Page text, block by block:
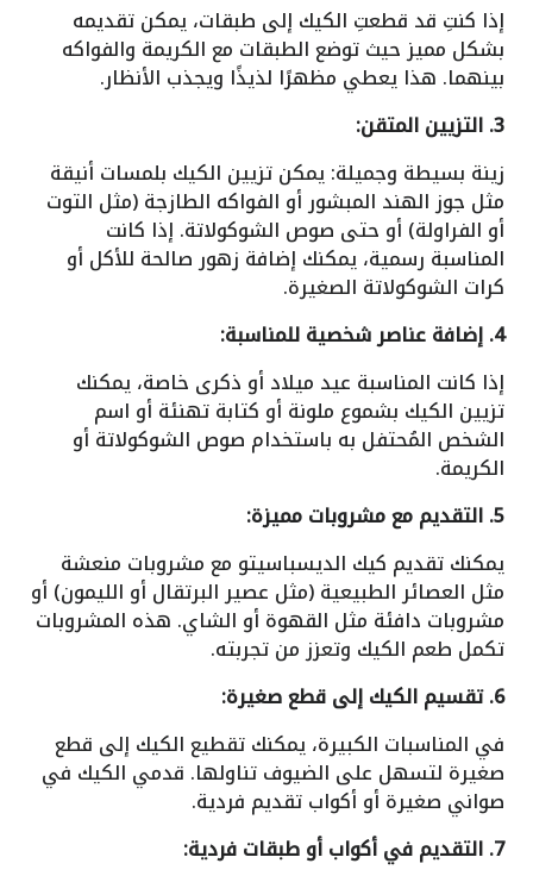
إذا كنتِ قد قطعتِ الكيك إلى طبقات، يمكن تقديمه
بشكل مميز حيث توضع الطبقات مع الكريمة والفواكه
بينهما. هذا يعطي مظهرًا لذيذًا ويجذب الأنظار.
3. التزيين المتقن:
زينة بسيطة وجميلة: يمكن تزيين الكيك بلمسات أنيقة
مثل جوز الهند المبشور أو الفواكه الطازجة (مثل التوت
أو الفراولة) أو حتى صوص الشوكولاتة. إذا كانت
المناسبة رسمية، يمكنك إضافة زهور صالحة للأكل أو
كرات الشوكولاتة الصغيرة.
4. إضافة عناصر شخصية للمناسبة:
إذا كانت المناسبة عيد ميلاد أو ذكرى خاصة، يمكنك
تزيين الكيك بشموع ملونة أو كتابة تهنئة أو اسم
الشخص المُحتفل به باستخدام صوص الشوكولاتة أو
الكريمة.
5. التقديم مع مشروبات مميزة:
يمكنك تقديم كيك الديسباسيتو مع مشروبات منعشة
مثل العصائر الطبيعية (مثل عصير البرتقال أو الليمون) أو
مشروبات دافئة مثل القهوة أو الشاي. هذه المشروبات
تكمل طعم الكيك وتعزز من تجربته.
6. تقسيم الكيك إلى قطع صغيرة:
في المناسبات الكبيرة، يمكنك تقطيع الكيك إلى قطع
صغيرة لتسهل على الضيوف تناولها. قدمي الكيك في
صواني صغيرة أو أكواب تقديم فردية.
7. التقديم في أكواب أو طبقات فردية: